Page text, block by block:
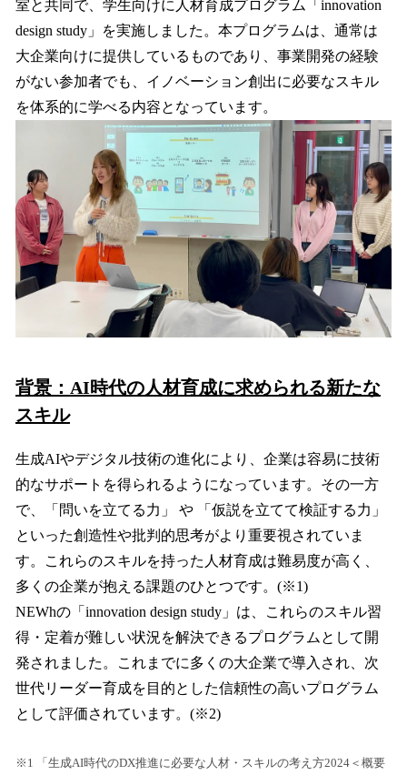
読
み
込
み
中
で
す
室と共同で、学生向けに人材育成プログラム「innovation
design study」を実施しました。本プログラムは、通常は
大企業向けに提供しているものであり、事業開発の経験
がない参加者でも、イノベーション創出に必要なスキル
を体系的に学べる内容となっています。
背景：AI時代の人材育成に求められる新たな
スキル
生成AIやデジタル技術の進化により、企業は容易に技術
的なサポートを得られるようになっています。その一方
で、「問いを立てる力」 や 「仮説を立てて検証する力」
といった創造性や批判的思考がより重要視されていま
す。これらのスキルを持った人材育成は難易度が高く、
多くの企業が抱える課題のひとつです。(※1)
NEWhの「innovation design study」は、これらのスキル習
得・定着が難しい状況を解決できるプログラムとして開
発されました。これまでに多くの大企業で導入され、次
世代リーダー育成を目的とした信頼性の高いプログラム
として評価されています。(※2)
※1 「生成AI時代のDX推進に必要な人材・スキルの考え方2024＜概要